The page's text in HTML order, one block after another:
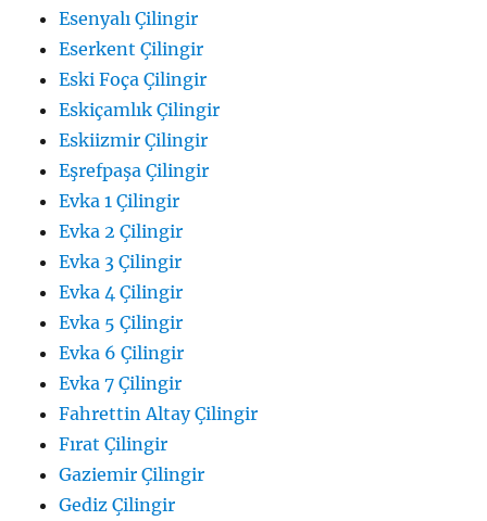
Esenyalı Çilingir
Eserkent Çilingir
Eski Foça Çilingir
Eskiçamlık Çilingir
Eskiizmir Çilingir
Eşrefpaşa Çilingir
Evka 1 Çilingir
Evka 2 Çilingir
Evka 3 Çilingir
Evka 4 Çilingir
Evka 5 Çilingir
Evka 6 Çilingir
Evka 7 Çilingir
Fahrettin Altay Çilingir
Fırat Çilingir
Gaziemir Çilingir
Gediz Çilingir